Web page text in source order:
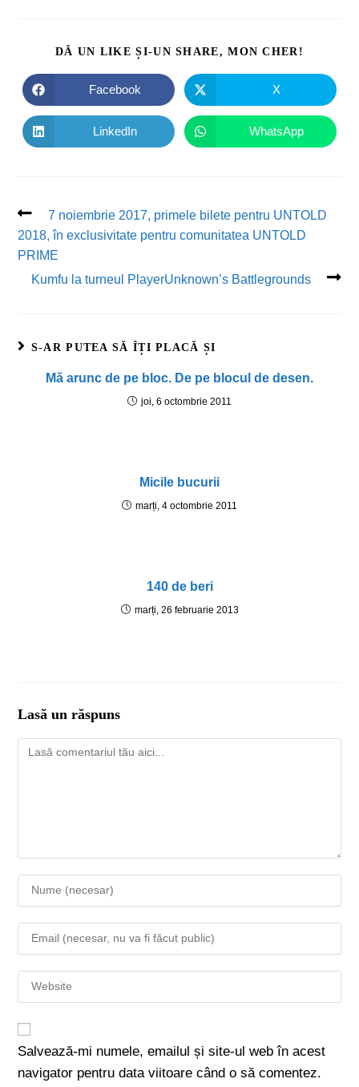
DĂ UN LIKE ȘI-UN SHARE, MON CHER!
Facebook X
LinkedIn WhatsApp
7 noiembrie 2017, primele bilete pentru UNTOLD
2018, în exclusivitate pentru comunitatea UNTOLD
PRIME
Kumfu la turneul PlayerUnknown’s Battlegrounds
S-AR PUTEA SĂ ÎȚI PLACĂ ȘI
Mă arunc de pe bloc. De pe blocul de desen.
joi, 6 octombrie 2011
Micile bucurii
marți, 4 octombrie 2011
140 de beri
marți, 26 februarie 2013
Lasă un răspuns
Salvează-mi numele, emailul și site-ul web în acest
navigator pentru data viitoare când o să comentez.